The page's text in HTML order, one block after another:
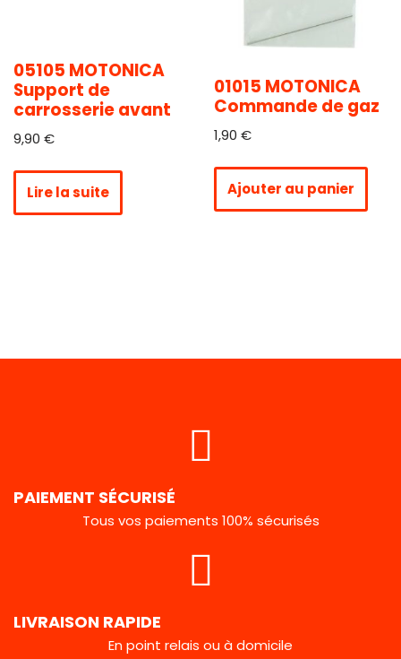
05105 MOTONICA
Support de
carrosserie avant
9,90 €
Lire la suite
01015 MOTONICA
Commande de gaz
1,90 €
Ajouter au panier
PAIEMENT SÉCURISÉ
Tous vos paiements 100% sécurisés
LIVRAISON RAPIDE
En point relais ou à domicile